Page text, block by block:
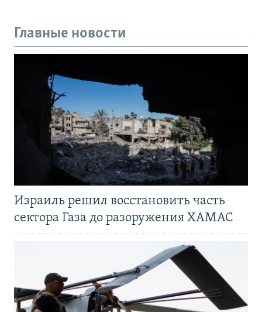
Главные новости
Израиль решил восстановить часть
сектора Газа до разоружения ХАМАС